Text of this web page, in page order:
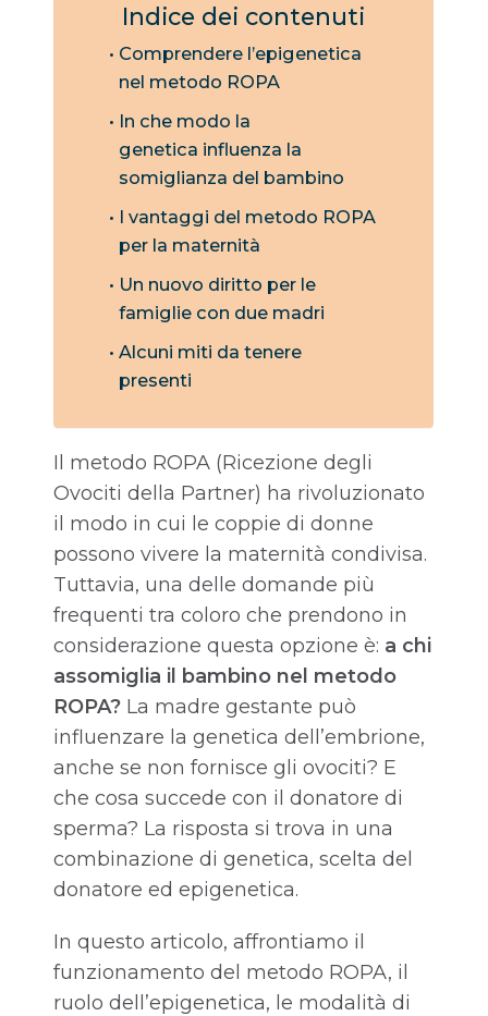
Indice dei contenuti
Comprendere l’epigenetica
nel metodo ROPA
In che modo la
genetica influenza la
somiglianza del bambino
I vantaggi del metodo ROPA
per la maternità
Un nuovo diritto per le
famiglie con due madri
Alcuni miti da tenere
presenti
Il metodo ROPA (Ricezione degli
Ovociti della Partner) ha rivoluzionato
il modo in cui le coppie di donne
possono vivere la maternità condivisa.
Tuttavia, una delle domande più
frequenti tra coloro che prendono in
considerazione questa opzione è: a chi
assomiglia il bambino nel metodo
ROPA? La madre gestante può
influenzare la genetica dell’embrione,
anche se non fornisce gli ovociti? E
che cosa succede con il donatore di
sperma? La risposta si trova in una
combinazione di genetica, scelta del
donatore ed epigenetica.
In questo articolo, affrontiamo il
funzionamento del metodo ROPA, il
ruolo dell’epigenetica, le modalità di